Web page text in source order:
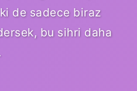
de sadece biraz
bu sihri daha